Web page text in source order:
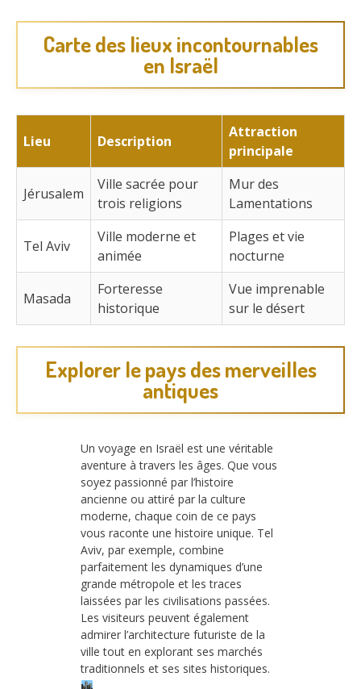
Carte des lieux incontournables
en Israël
Lieu Description
Attraction
principale
Jérusalem
Ville sacrée pour
trois religions
Mur des
Lamentations
Tel Aviv
Ville moderne et
animée
Plages et vie
nocturne
Masada
Forteresse
historique
Vue imprenable
sur le désert
Explorer le pays des merveilles
antiques
Un voyage en Israël est une véritable
aventure à travers les âges. Que vous
soyez passionné par l’histoire
ancienne ou attiré par la culture
moderne, chaque coin de ce pays
vous raconte une histoire unique. Tel
Aviv, par exemple, combine
parfaitement les dynamiques d’une
grande métropole et les traces
laissées par les civilisations passées.
Les visiteurs peuvent également
admirer l’architecture futuriste de la
ville tout en explorant ses marchés
traditionnels et ses sites historiques.